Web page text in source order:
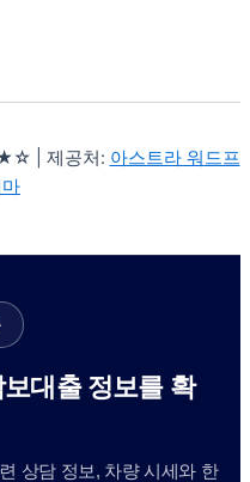
| 제공처: 아스트라 워드프
대출 정보를 확
상담 정보, 차량 시세와 한